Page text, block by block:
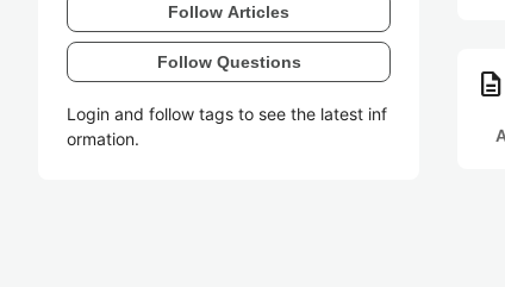
Follow Articles
Follow Questions
Login and follow tags to see the latest inf
ormation.
description